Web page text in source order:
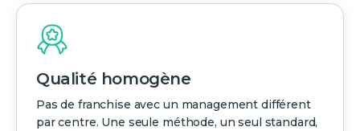
Qualité homogène
Pas de franchise avec un management différent
par centre. Une seule méthode, un seul standard,